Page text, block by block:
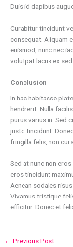
Duis id dapibus
Curabitur tincidunt
consequat. Aliquam
euismod, nunc nec
volutpat lacus ex sed
Conclusion
In hac habitasse
hendrerit. Nulla
purus varius in. Sed
justo tincidunt.
fringilla felis, non
Sed at nunc non
eros tincidunt
Aenean sodales
Vivamus tristique
efficitur. Donec et
← Previous Post